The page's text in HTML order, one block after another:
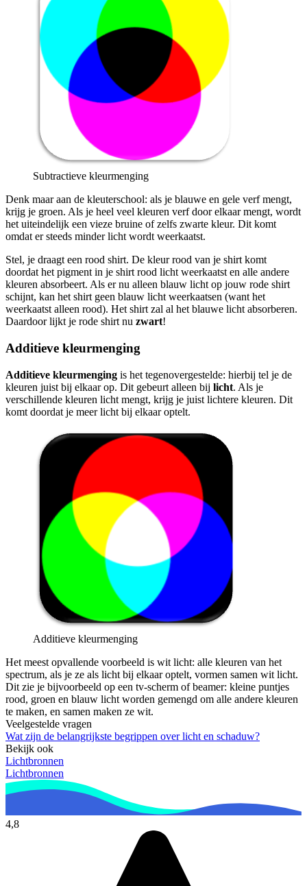
Subtractieve kleurmenging
Denk maar aan de kleuterschool: als je blauwe en gele verf mengt,
krijg je groen. Als je heel veel kleuren verf door elkaar mengt, wordt
het uiteindelijk een vieze bruine of zelfs zwarte kleur. Dit komt
omdat er steeds minder licht wordt weerkaatst.
Stel, je draagt een rood shirt. De kleur rood van je shirt komt
doordat het pigment in je shirt rood licht weerkaatst en alle andere
kleuren absorbeert. Als er nu alleen blauw licht op jouw rode shirt
schijnt, kan het shirt geen blauw licht weerkaatsen (want het
weerkaatst alleen rood). Het shirt zal al het blauwe licht absorberen.
Daardoor lijkt je rode shirt nu zwart!
Additieve kleurmenging
Additieve kleurmenging is het tegenovergestelde: hierbij tel je de
kleuren juist bij elkaar op. Dit gebeurt alleen bij licht. Als je
verschillende kleuren licht mengt, krijg je juist lichtere kleuren. Dit
komt doordat je meer licht bij elkaar optelt.
Additieve kleurmenging
Het meest opvallende voorbeeld is wit licht: alle kleuren van het
spectrum, als je ze als licht bij elkaar optelt, vormen samen wit licht.
Dit zie je bijvoorbeeld op een tv-scherm of beamer: kleine puntjes
rood, groen en blauw licht worden gemengd om alle andere kleuren
te maken, en samen maken ze wit.
Veelgestelde vragen
Wat zijn de belangrijkste begrippen over licht en schaduw?
Bekijk ook
Lichtbronnen
Lichtbronnen
4,8